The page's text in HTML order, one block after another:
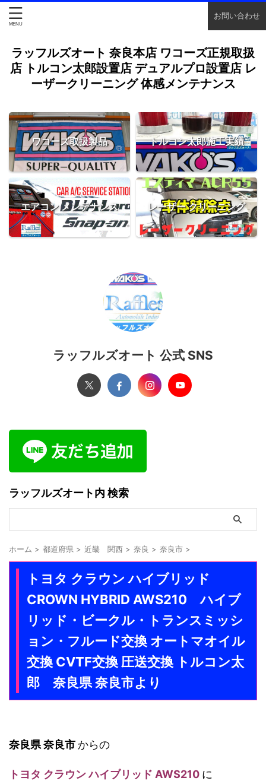
お問い合わせ
ラッフルズオート 奈良本店 ワコーズ正規取扱
店 トルコン太郎設置店 デュアルプロ設置店 レ
ーザークリーニング 体感メンテナンス
ワコーズ取扱製品 トルコン太郎施工実績
エアコン メンテナンス レーザー クリーニング
ラッフルズオート 公式 SNS
ラッフルズオート内 検索
ホーム > 都道府県 > 近畿 関西 > 奈良 > 奈良市 >
トヨタ クラウン ハイブリッド
CROWN HYBRID AWS210 ハイブ
リッド・ビークル・トランスミッシ
ョン・フルード交換 オートマオイル
交換 CVTF交換 圧送交換 トルコン太
郎 奈良県 奈良市より
奈良県 奈良市からの
トヨタ クラウン ハイブリッド AWS210 に